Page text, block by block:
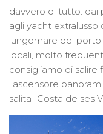
davvero di tutto: dai
agli yacht extralusso
lungomare del
locali, molto
consigliamo di
l'ascensore
salita "Costa de ses